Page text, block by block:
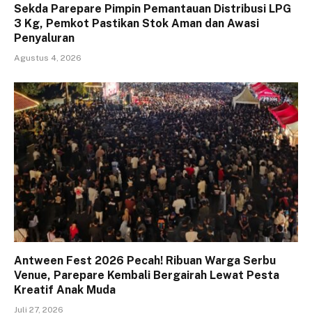
Sekda Parepare Pimpin Pemantauan Distribusi LPG
3 Kg, Pemkot Pastikan Stok Aman dan Awasi
Penyaluran
Agustus 4, 2026
Antween Fest 2026 Pecah! Ribuan Warga Serbu
Venue, Parepare Kembali Bergairah Lewat Pesta
Kreatif Anak Muda
Juli 27, 2026